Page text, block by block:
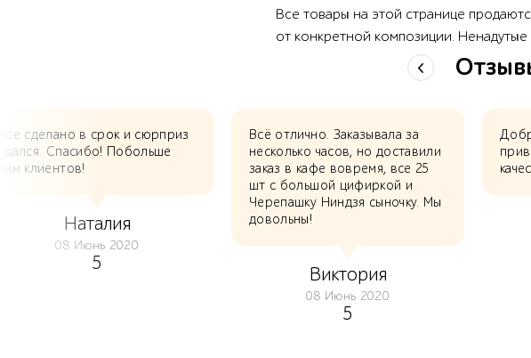
Все товары на этой странице
от конкретной композиции.
сделано в срок и сюрприз
Спасибо! Побольше
клиентов!
Наталия
08 Июнь 2020
5
Всё отлично. Заказывала за
несколько часов, но доставили
заказ в кафе вовремя, все 25
шт с большой цифиркой и
Черепашку Ниндзя сыночку. Мы
довольны!
Виктория
08 Июнь 2020
5